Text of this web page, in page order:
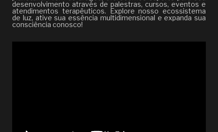
desenvolvimento através de palestras, cursos, eventos e
atendimentos terapêuticos. Explore nosso ecossistema
de luz, ative sua essência multidimensional e expanda sua
consciência conosco!